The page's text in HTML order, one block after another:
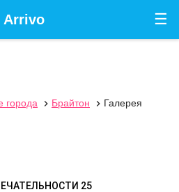
☰
Arrivo
города  Брайтон  Галерея
25